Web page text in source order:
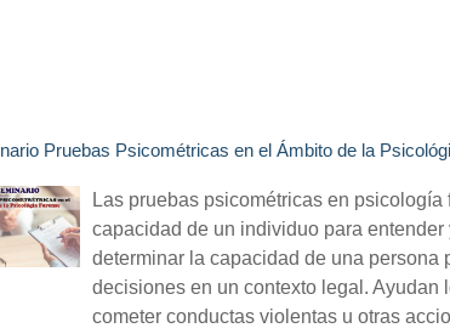
Pruebas Psicométricas en el Ámbito de la
Las pruebas psicométricas en
capacidad de un individuo para
determinar la capacidad de una
decisiones en un contexto legal.
cometer conductas violentas u otras